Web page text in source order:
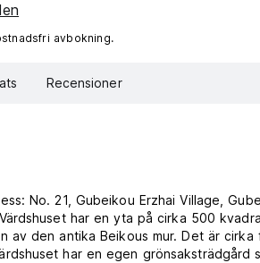
avbokning.
Recensioner
No. 21, Gubeikou Erzhai Village,
har en yta på cirka 500
den antika Beikous mur. Det är cirka
har en egen